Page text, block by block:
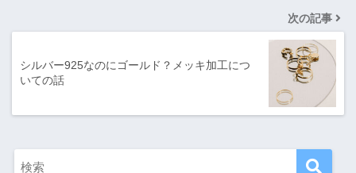
次の記事
シルバー925なのにゴールド？メッキ加工につ
いての話